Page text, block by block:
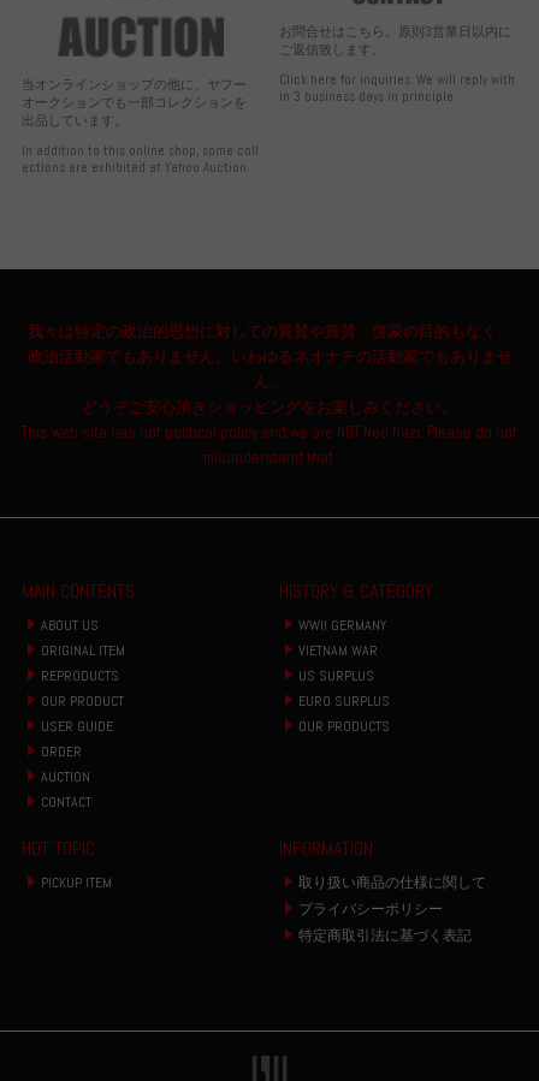
当オンラインショップの他に、ヤフー
オークションでも一部コレクションを
出品しています。
In addition to this online shop, some coll
ections are exhibited at Yahoo Auction.
お問合せはこちら。原則3営業日以内に
ご返信致します。
Click here for inquiries. We will reply with
in 3 business days in principle.
我々は特定の政治的思想に対しての翼賛や賞賛、啓蒙の目的もなく、
政治活動家でもありません。いわゆるネオナチの活動家でもありませ
ん。
どうぞご安心頂きショッピングをお楽しみください。
This web site has not political policy and we are NOT Neo Nazi. Please do not
misunderstand that.
MAIN CONTENTS
ABOUT US
ORIGINAL ITEM
REPRODUCTS
OUR PRODUCT
USER GUIDE
ORDER
AUCTION
CONTACT
HISTORY & CATEGORY
WWII GERMANY
VIETNAM WAR
US SURPLUS
EURO SURPLUS
OUR PRODUCTS
HOT TOPIC
PICKUP ITEM
INFORMATION
取り扱い商品の仕様に関して
プライバシーポリシー
特定商取引法に基づく表記